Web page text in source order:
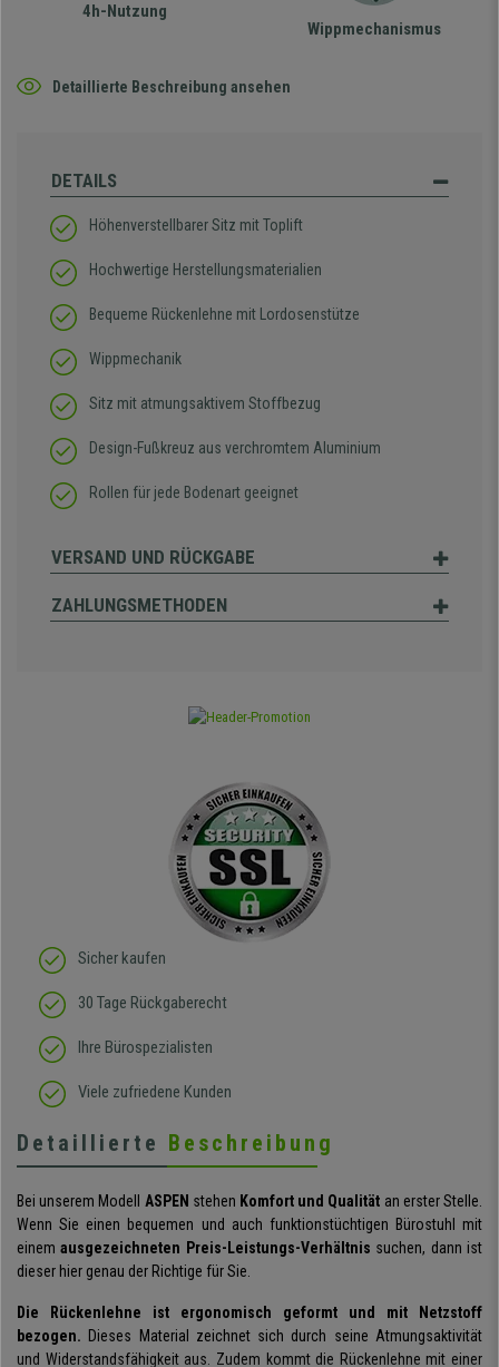
4h-Nutzung
Wippmechanismus
Detaillierte Beschreibung ansehen
DETAILS
Höhenverstellbarer Sitz mit Toplift
Hochwertige Herstellungsmaterialien
Bequeme Rückenlehne mit Lordosenstütze
Wippmechanik
Sitz mit atmungsaktivem Stoffbezug
Design-Fußkreuz aus verchromtem Aluminium
Rollen für jede Bodenart geeignet
VERSAND UND RÜCKGABE
ZAHLUNGSMETHODEN
Sicher kaufen
30 Tage Rückgaberecht
Ihre Bürospezialisten
Viele zufriedene Kunden
Detaillierte Beschreibung
Bei unserem Modell ASPEN stehen Komfort und Qualität an erster Stelle.
Wenn Sie einen bequemen und auch funktionstüchtigen Bürostuhl mit
einemausgezeichneten Preis-Leistungs-Verhältnis suchen, dann ist
dieser hier genau der Richtige für Sie.
Die Rückenlehne ist ergonomisch geformt und mit Netzstoff
bezogen. Dieses Material zeichnet sich durch seine Atmungsaktivität
und Widerstandsfähigkeit aus. Zudem kommt die Rückenlehne mit einer